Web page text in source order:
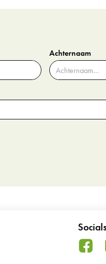
Achternaam